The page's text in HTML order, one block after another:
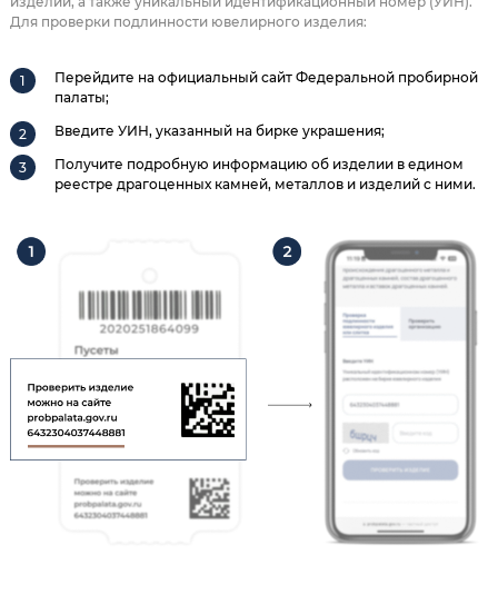
Для проверки подлинности ювелирного изделия:
Перейдите на официальный сайт Федеральной пробирной
палаты;
Введите УИН, указанный на бирке украшения;
Получите подробную информацию об изделии в едином
реестре драгоценных камней, металлов и изделий с ними.